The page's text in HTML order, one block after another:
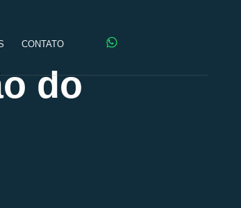
CONTATO
do